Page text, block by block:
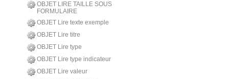
OBJET LIRE TAILLE SOUS
FORMULAIRE
OBJET Lire texte exemple
OBJET Lire titre
OBJET Lire type
OBJET Lire type indicateur
OBJET Lire valeur